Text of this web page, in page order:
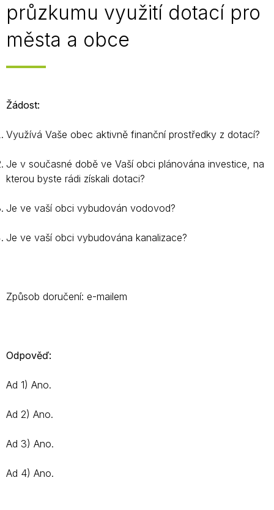
průzkumu využití dotací pro
města a obce
Žádost:
Využívá Vaše obec aktivně finanční prostředky z dotací?
Je v současné době ve Vaší obci plánována investice, na
kterou byste rádi získali dotaci?
Je ve vaší obci vybudován vodovod?
Je ve vaší obci vybudována kanalizace?
Způsob doručení: e-mailem
Odpověď:
Ad 1) Ano.
Ad 2) Ano.
Ad 3) Ano.
Ad 4) Ano.